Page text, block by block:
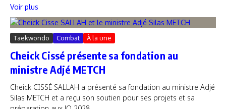
Voir plus
Taekwondo Combat À la une
Cheick Cissé présente sa fondation au
ministre Adjé METCH
Cheick CISSÉ SALLAH a présenté sa fondation au ministre Adjé
Silas METCH et a reçu son soutien pour ses projets et sa